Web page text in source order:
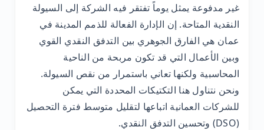
غير مدفوعة يمثل يوماً تفتقر فيه الشركة إلى السيولة
النقدية المتاحة. إن الإدارة الفعالة للذمم المدينة في
عمان هي الفارق الجوهري بين التدفق النقدي القوي
وبين الأعمال التي قد تكون مربحة من الناحية
المحاسبية ولكنها تعاني باستمرار من نقص السيولة.
ونحن نتناول هنا التكتيكات المحددة التي يمكن
للشركات العمانية اتباعها لتقليل متوسط ​​فترة التحصيل
(DSO) وتحسين التدفق النقدي.